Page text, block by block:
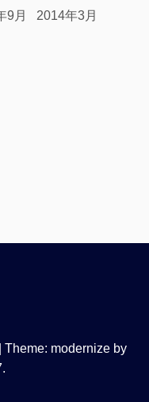
9月 2014年3月
Theme: modernize by
.